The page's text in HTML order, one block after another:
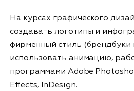
На курсах графического
создавать логотипы и
фирменный стиль (брендбуки
использовать анимацию,
программами Adobe
Effects, InDesign.